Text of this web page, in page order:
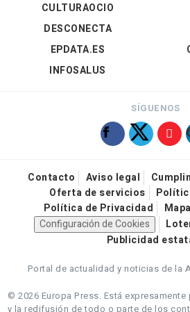
CULTURAOCIO
DESCONECTA
EPDATA.ES
INFOSALUS
SÍGUENOS
Contacto Aviso legal
Oferta de servicios
Política de Privacidad
Configuración de Cookies
Publicidad
Portal de actualidad y noticias de la
© 2026 Europa Press. Está
y la redifusión de todo o parte de los